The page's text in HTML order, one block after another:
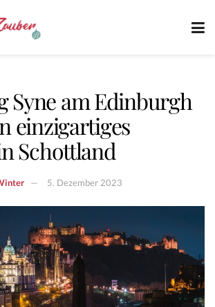
Syne am Edinburgh
einzigartiges
Schottland
5. Dezember 2023